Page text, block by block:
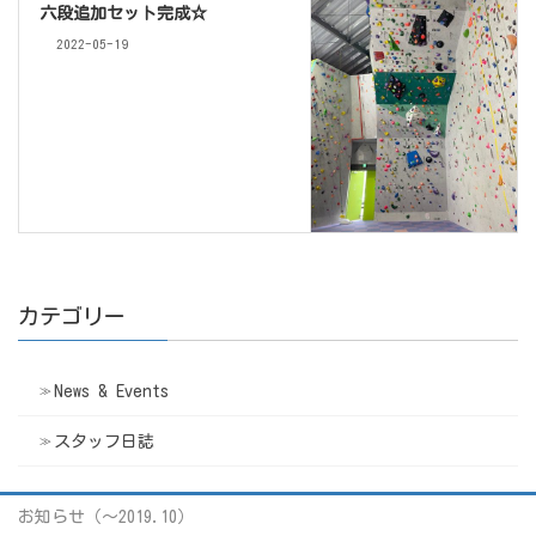
六段追加セット完成☆
2022-05-19
カテゴリー
News & Events
スタッフ日誌
お知らせ（〜2019.10）